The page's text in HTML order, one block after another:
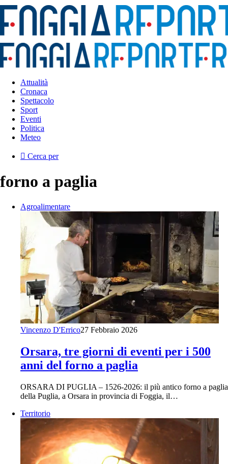
Attualità
Cronaca
Spettacolo
Sport
Eventi
Politica
Meteo
Cerca per
forno a paglia
Agroalimentare
Vincenzo D'Errico27 Febbraio 2026
Orsara, tre giorni di eventi per i 500
anni del forno a paglia
ORSARA DI PUGLIA – 1526-2026: il più antico forno a paglia
della Puglia, a Orsara in provincia di Foggia, il…
Territorio